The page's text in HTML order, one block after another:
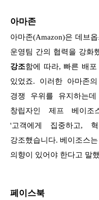
아마존
아마존(Amazon)은 데브
운영팀 간의 협력을 강화
강조함에 따라, 빠른 배
있었죠. 이러한 아마존
경쟁 우위를 유지하는
창립자인 제프 베이조
'고객에게 집중하고,
강조했습니다. 베이조스
의향이 있어야 한다고 말
페이스북